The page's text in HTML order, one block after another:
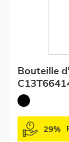
Bouteille
29%